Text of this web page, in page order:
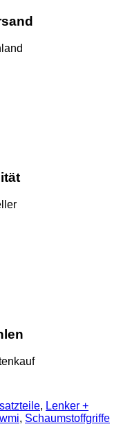
, Lenker +
, Schaumstoffgriffe